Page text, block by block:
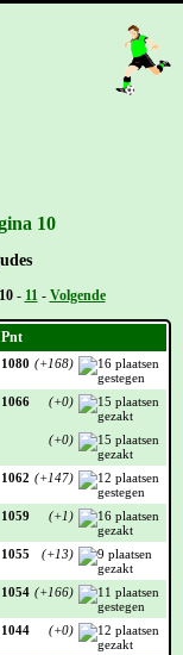
10
10- 11- Volgende
Pnt
1080 (+168)
1066 (+0)
(+0)
1062 (+147)
1059 (+1)
1055 (+13)
1054 (+166)
1044 (+0)